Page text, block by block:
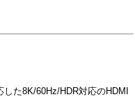
た8K/60Hz/HDR対応のHDMI